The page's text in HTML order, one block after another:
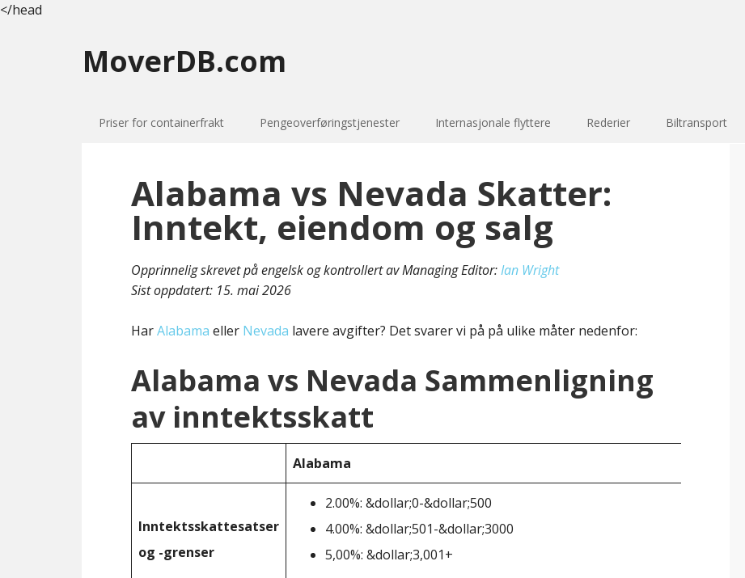
</head
MoverDB.com
Priser for containerfrakt Pengeoverføringstjenester Internasjonale flyttere Rederier Biltransport
Alabama vs Nevada Skatter:
Inntekt, eiendom og salg
Opprinnelig skrevet på engelsk og kontrollert av Managing Editor:Ian Wright
Sist oppdatert: 15. mai 2026
HarAlabama eller Nevada lavere avgifter? Det svarer vi på på ulike måter nedenfor:
Alabama vs Nevada Sammenligning
av inntektsskatt
Alabama
Inntektsskattesatser
og -grenser
2.00%: &dollar;0-&dollar;500
4.00%: &dollar;501-&dollar;3000
5,00%: &dollar;3,001+